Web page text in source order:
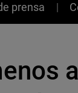
prensa